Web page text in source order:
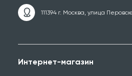
111394 г. Москва, улица
Интернет-магазин